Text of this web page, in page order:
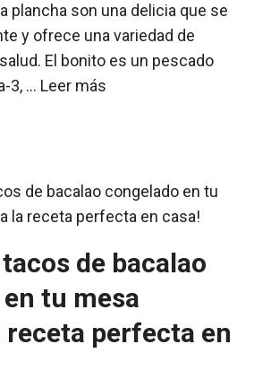
plancha son una delicia que se
y ofrece una variedad de
El bonito es un pescado
3, … Leer más
de bacalao
tu mesa
receta perfecta en